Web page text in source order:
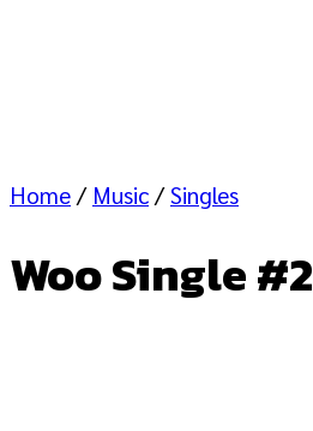
Home / Music / Singles
Woo Single #2